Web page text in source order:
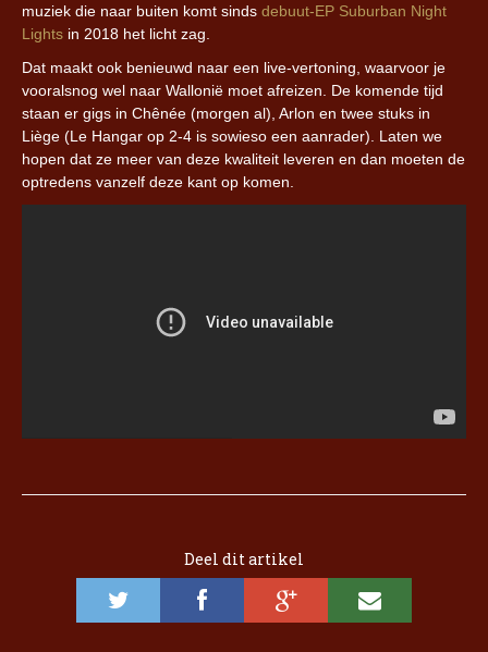
muziek die naar buiten komt sinds debuut-EP Suburban Night
Lights in 2018 het licht zag.
Dat maakt ook benieuwd naar een live-vertoning, waarvoor je
vooralsnog wel naar Wallonië moet afreizen. De komende tijd
staan er gigs in Chênée (morgen al), Arlon en twee stuks in
Liège (Le Hangar op 2-4 is sowieso een aanrader). Laten we
hopen dat ze meer van deze kwaliteit leveren en dan moeten de
optredens vanzelf deze kant op komen.
Deel dit artikel